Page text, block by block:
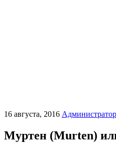
16 августа, 2016 Администратор
Муртен (Murten)